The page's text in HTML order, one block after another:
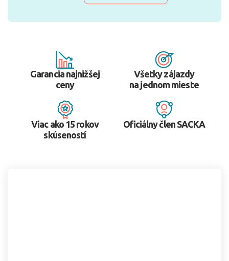
Garancia najnižšej
ceny
Všetky zájazdy
na jednom mieste
Viac ako 15 rokov
skúseností
Oficiálny člen SACKA